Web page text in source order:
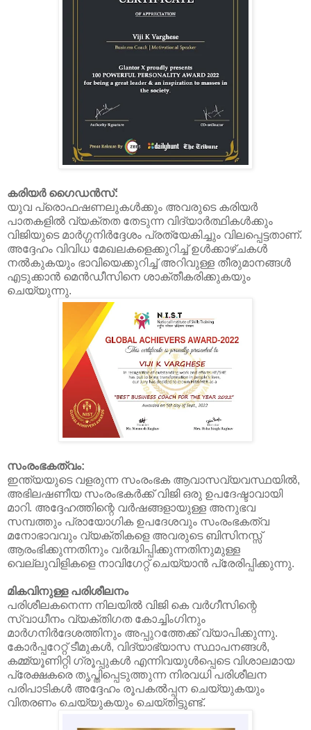
കരിയർ ഗൈഡൻസ്:
യുവ പ്രൊഫഷണലുകൾക്കും അവരുടെ കരിയർ
പാതകളിൽ വ്യക്തത തേടുന്ന വിദ്യാർത്ഥികൾക്കും
വിജിയുടെ മാർഗ്ഗനിർദ്ദേശം പ്രത്യേകിച്ചും വിലപ്പെട്ടതാണ്.
അദ്ദേഹം വിവിധ മേഖലകളെക്കുറിച്ച് ഉൾക്കാഴ്ചകൾ
നൽകുകയും ഭാവിയെക്കുറിച്ച് അറിവുള്ള തീരുമാനങ്ങൾ
എടുക്കാൻ മെൻഡീസിനെ ശാക്തീകരിക്കുകയും
ചെയ്യുന്നു.
സംരംഭകത്വം:
ഇന്ത്യയുടെ വളരുന്ന സംരംഭക ആവാസവ്യവസ്ഥയിൽ,
അഭിലഷണീയ സംരംഭകർക്ക് വിജി ഒരു ഉപദേഷ്ടാവായി
മാറി. അദ്ദേഹത്തിന്റെ വർഷങ്ങളായുള്ള അനുഭവ
സമ്പത്തും പ്രായോഗിക ഉപദേശവും സംരംഭകത്വ
മനോഭാവവും വ്യക്തികളെ അവരുടെ ബിസിനസ്സ്
ആരംഭിക്കുന്നതിനും വർദ്ധിപ്പിക്കുന്നതിനുമുള്ള
വെല്ലുവിളികളെ നാവിഗേറ്റ് ചെയ്യാൻ പ്രേരിപ്പിക്കുന്നു.
മികവിനുള്ള പരിശീലനം
പരിശീലകനെന്ന നിലയിൽ വിജി കെ വർഗീസിന്റെ
സ്വാധീനം വ്യക്തിഗത കോച്ചിംഗിനും
മാർഗനിർദേശത്തിനും അപ്പുറത്തേക്ക് വ്യാപിക്കുന്നു.
കോർപ്പറേറ്റ് ടീമുകൾ, വിദ്യാഭ്യാസ സ്ഥാപനങ്ങൾ,
കമ്മ്യൂണിറ്റി ഗ്രൂപ്പുകൾ എന്നിവയുൾപ്പെടെ വിശാലമായ
പ്രേക്ഷകരെ തൃപ്തിപ്പെടുത്തുന്ന നിരവധി പരിശീലന
പരിപാടികൾ അദ്ദേഹം രൂപകൽപ്പന ചെയ്യുകയും
വിതരണം ചെയ്യുകയും ചെയ്തിട്ടുണ്ട്.